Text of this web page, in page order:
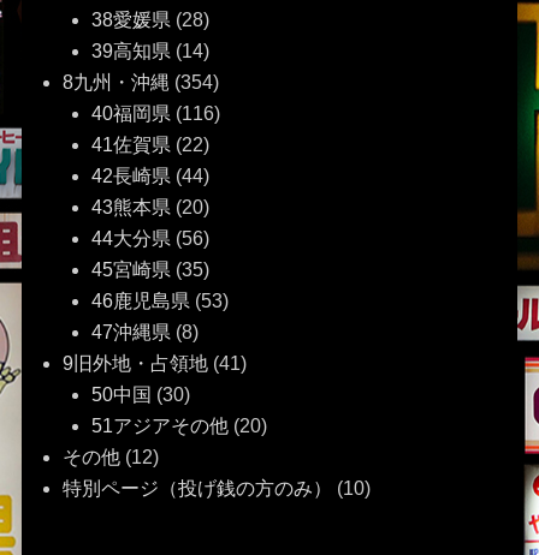
38愛媛県 (28)
39高知県 (14)
8九州・沖縄 (354)
40福岡県 (116)
41佐賀県 (22)
42長崎県 (44)
43熊本県 (20)
44大分県 (56)
45宮崎県 (35)
46鹿児島県 (53)
47沖縄県 (8)
9旧外地・占領地(41)
50中国 (30)
51アジアその他(20)
その他(12)
特別ページ（投げ銭の方のみ）
(10)